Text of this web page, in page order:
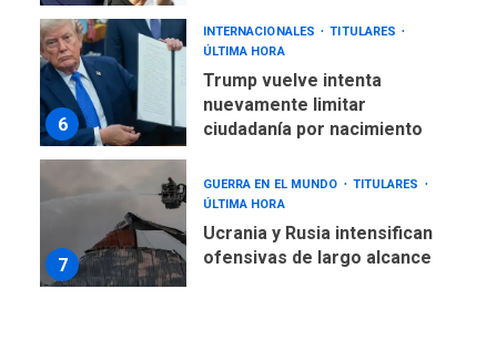
6
INTERNACIONALES
TITULARES
ÚLTIMA HORA
Trump vuelve intenta
nuevamente limitar
ciudadanía por nacimiento
7
GUERRA EN EL MUNDO
TITULARES
ÚLTIMA HORA
Ucrania y Rusia intensifican
ofensivas de largo alcance